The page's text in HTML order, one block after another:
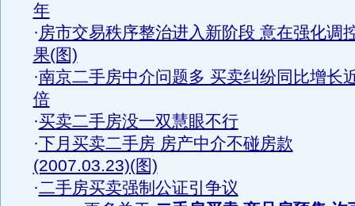
年
·房市交易秩序整治进入新阶段 意在强化调
果(图)
·南京二手房中介问题多 买卖纠纷同比增长
倍
·买卖二手房没一双慧眼不行
·下月买卖二手房 房产中介不碰房款
(2007.03.23)(图)
·二手房买卖强制公证引争议